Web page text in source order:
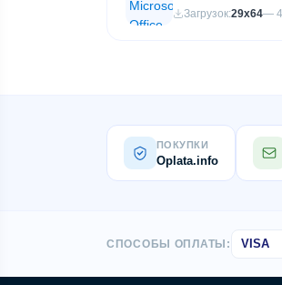
Загрузок:29x64—
ПОКУПКИ
Oplata.info
СПОСОБЫ ОПЛАТЫ: VISA